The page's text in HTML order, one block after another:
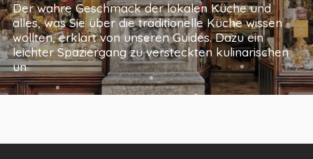
Der wahre Geschmack der lokalen Küche und
alles, was Sie über die traditionelle Küche wissen
wollten, erklärt von unseren Guides. Dazu ein
leichter Spaziergang zu versteckten kulinarischen
un